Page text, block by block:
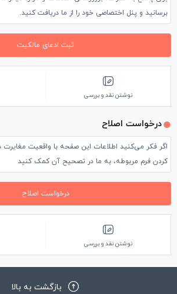
برسانید و پنل اختصاصی خود را از ما دریافت کنید.
ثبت ادعای مالکیت
نوشتن نقد و بررسی
درخواست اصلاح
اگر فکر می‌کنید اطلاعات این صفحه با واقعیت مغایرت
کردن فرم مربوطه، به ما در تصحیح آن کمک کنید
درخواست اصلاح
نوشتن نقد و بررسی
بازگشت به بالا